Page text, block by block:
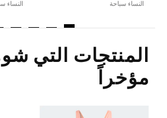
النساء سباحة النساء
المنتجات التي
مؤخراً